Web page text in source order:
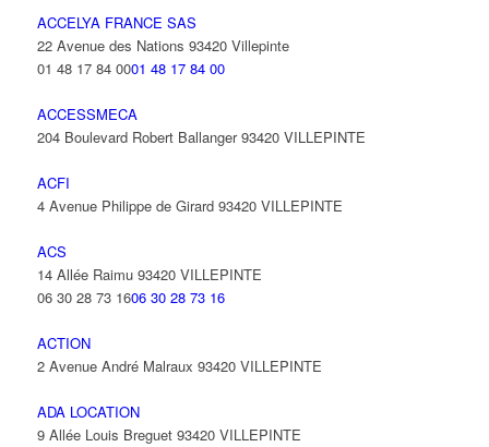
ACCELYA FRANCE SAS
22 Avenue des Nations 93420 Villepinte
01 48 17 84 0001 48 17 84 00
ACCESSMECA
204 Boulevard Robert Ballanger 93420 VILLEPINTE
ACFI
4 Avenue Philippe de Girard 93420 VILLEPINTE
ACS
14 Allée Raimu 93420 VILLEPINTE
06 30 28 73 1606 30 28 73 16
ACTION
2 Avenue André Malraux 93420 VILLEPINTE
ADA LOCATION
9 Allée Louis Breguet 93420 VILLEPINTE